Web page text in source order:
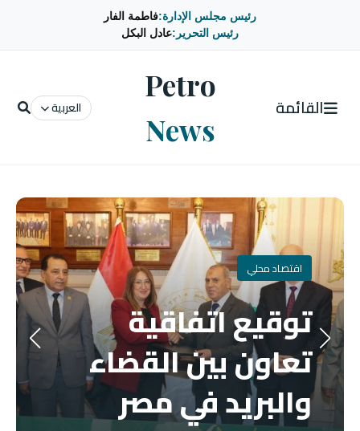
رئيس مجلس الإدارة:فاطمة الفار
رئيس التحرير:عادل البكل
القائمة
Petro
News
العربية
اقتصاد محلي
توقيع اتفاقية
تعاون بين القضاء
والبريد في مصر